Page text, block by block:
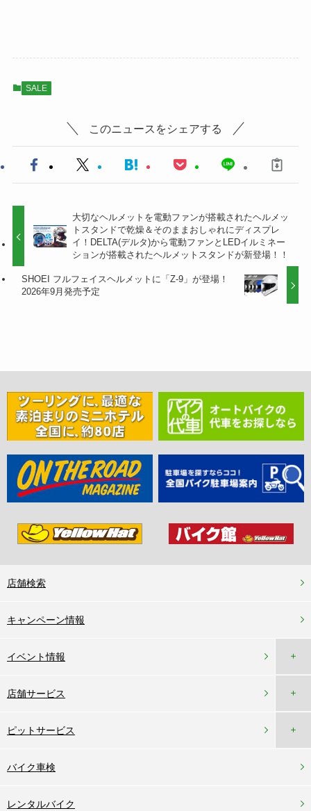
SALE
このニュースをシェアする
大切なヘルメットを電動ファンが搭載されたヘルメッ
トスタンドで乾燥＆そのままおしゃれにディスプレ
イ！DELTA(デルタ)から電動ファンとLEDイルミネー
ションが搭載されたヘルメットスタンドが新登場！！
SHOEI フルフェイスヘルメットに「Z-9」が登場！
2026年9月発売予定
店舗検索
キャンペーン情報
イベント情報 ＋
店舗サービス ＋
ピットサービス ＋
バイク車検
レンタルバイク